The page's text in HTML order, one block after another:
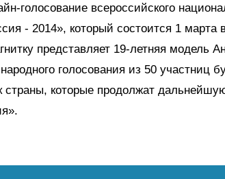
голосование всероссийского
- 2014», который состоится 1 марта
представляет 19-летняя модель
голосования из 50 участниц
которые продолжат